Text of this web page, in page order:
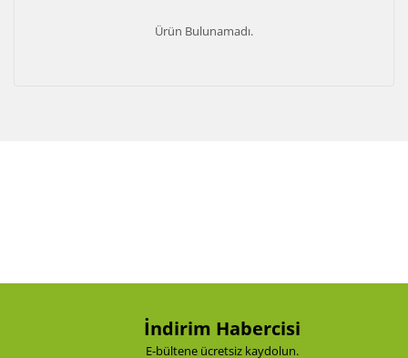
Ürün Bulunamadı.
İndirim Habercisi
E-bültene ücretsiz kaydolun.